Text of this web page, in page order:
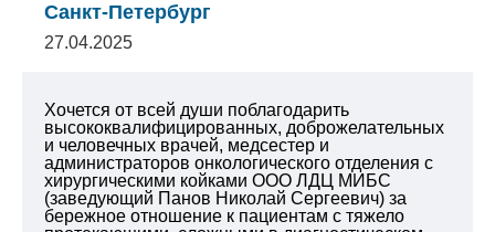
Санкт-Петербург
27.04.2025
Хочется от всей души поблагодарить
высококвалифицированных, доброжелательных
и человечных врачей, медсестер и
администраторов онкологического отделения с
хирургическими койками ООО ЛДЦ МИБС
(заведующий Панов Николай Сергеевич) за
бережное отношение к пациентам с тяжело